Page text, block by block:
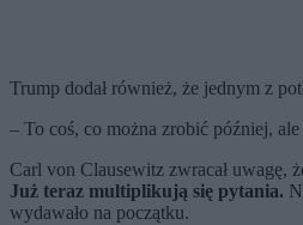
Trump dodał również, że jednym z
– To coś, co można zrobić później,
Carl von Clausewitz zwracał uwagę,
Już teraz multiplikują się pytania.
wydawało na początku.